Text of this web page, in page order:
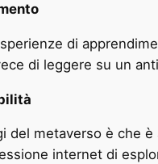
di
di leggere su un
del metaverso è che
internet di